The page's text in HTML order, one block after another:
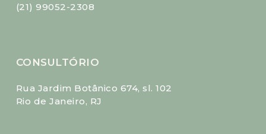
(21) 99052-2308
CONSULTÓRIO
Rua Jardim Botânico 674, sl. 102
Rio de Janeiro, RJ